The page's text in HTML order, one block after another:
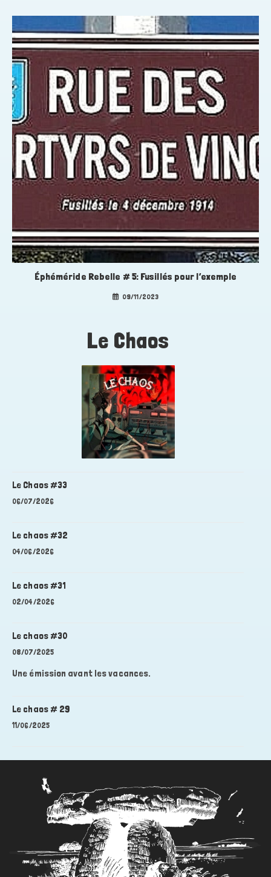
Éphéméride Rebelle # 5: Fusillés pour l’exemple
09/11/2023
Le Chaos
Le Chaos #33
06/07/2026
Le chaos #32
04/06/2026
Le chaos #31
02/04/2026
Le chaos #30
08/07/2025
Une émission avant les vacances.
Le chaos # 29
11/06/2025